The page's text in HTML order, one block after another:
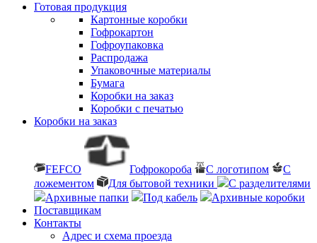
Готовая продукция
Картонные коробки
Гофрокартон
Гофроупаковка
Распродажа
Упаковочные материалы
Бумага
Коробки на заказ
Коробки с печатью
Коробки на заказ
FEFCO Гофрокороба С логотипом
С
ложементом
Для бытовой техники
С разделителями
Архивные папки
Под кабель
Архивные коробки
Поставщикам
Контакты
Адрес и схема проезда